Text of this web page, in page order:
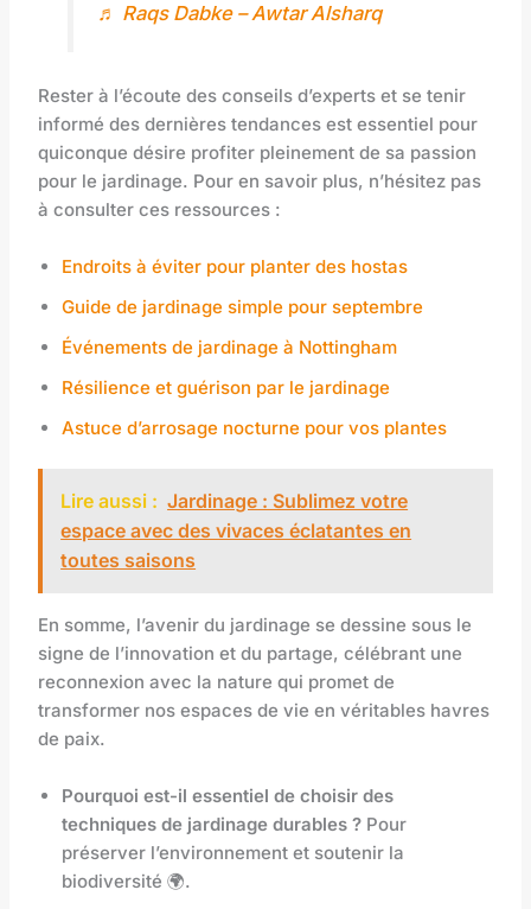
♬ Raqs Dabke – Awtar Alsharq
Rester à l’écoute des conseils d’experts et se tenir
informé des dernières tendances est essentiel pour
quiconque désire profiter pleinement de sa passion
pour le jardinage. Pour en savoir plus, n’hésitez pas
à consulter ces ressources :
Endroits à éviter pour planter des hostas
Guide de jardinage simple pour septembre
Événements de jardinage à Nottingham
Résilience et guérison par le jardinage
Astuce d’arrosage nocturne pour vos plantes
Lire aussi : Jardinage : Sublimez votre
espace avec des vivaces éclatantes en
toutes saisons
En somme, l’avenir du jardinage se dessine sous le
signe de l’innovation et du partage, célébrant une
reconnexion avec la nature qui promet de
transformer nos espaces de vie en véritables havres
de paix.
Pourquoi est-il essentiel de choisir des
techniques de jardinage durables ? Pour
préserver l’environnement et soutenir la
biodiversité 🌍.